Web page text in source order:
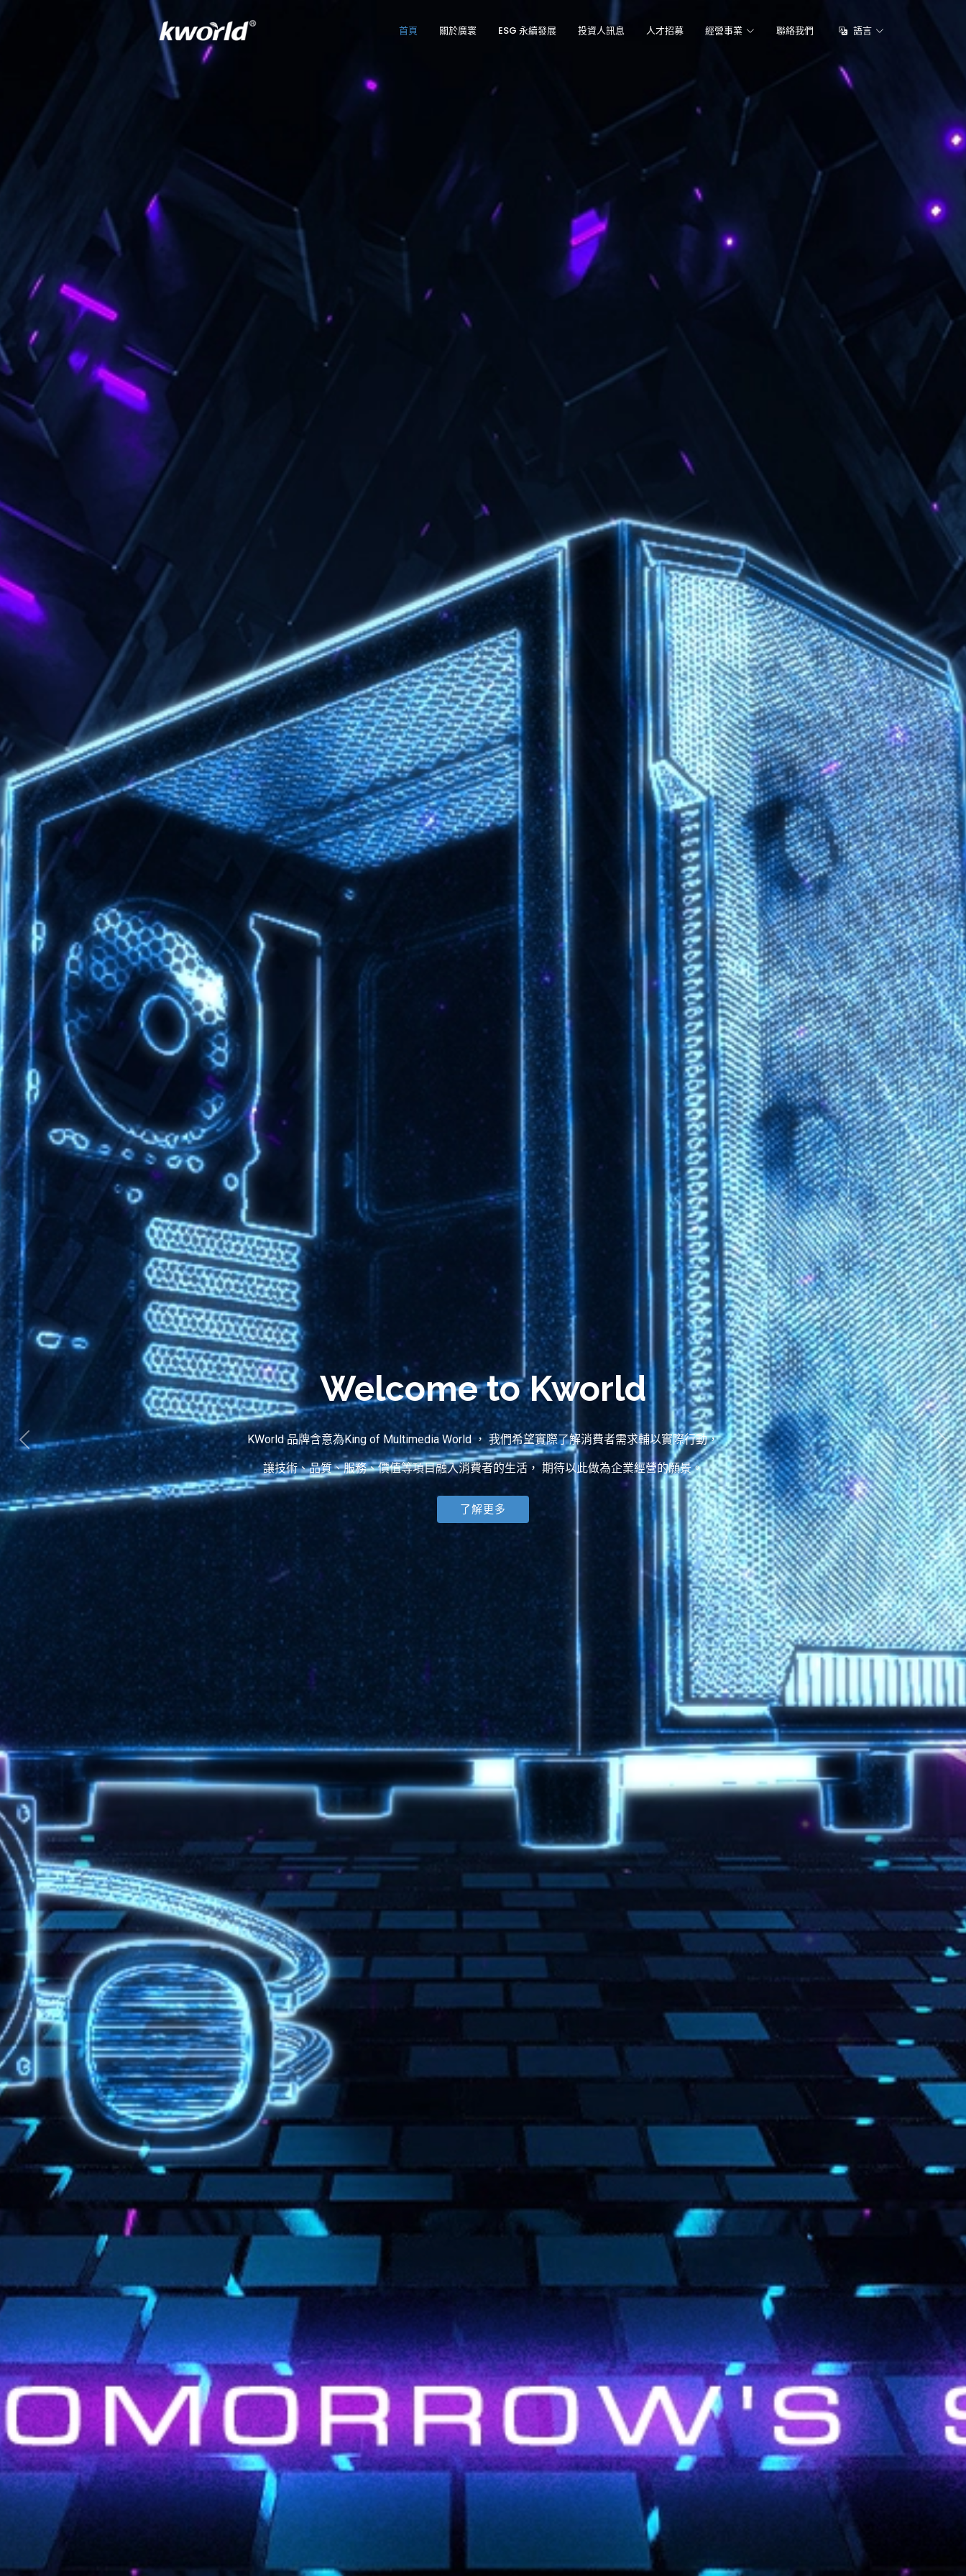
首頁 關於廣寰 ESG 永續發展 投資人訊息 人才招募 經營事業 聯絡我們 語言
Welcome to Kworld
KWorld 品牌含意為King of Multimedia World ， 我們希望實際了解消費者需求輔以實際行動，
讓技術、品質、服務、價值等項目融入消費者的生活， 期待以此做為企業經營的願景。
了解更多